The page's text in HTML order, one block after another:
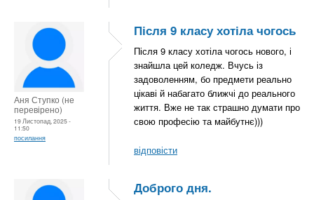
Аня Ступко (не
перевірено)
19 Листопад, 2025 -
11:50
посилання
Після 9 класу хотіла чогось
Після 9 класу хотіла чогось нового, і
знайшла цей коледж. Вчусь із
задоволенням, бо предмети реально
цікаві й набагато ближчі до реального
життя. Вже не так страшно думати про
свою професію та майбутнє)))
відповісти
Доброго дня.